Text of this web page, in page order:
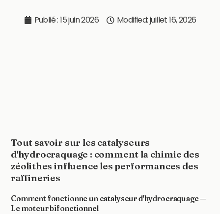
Publié :15 juin 2026 Modified: juillet 16, 2026
Tout savoir sur les catalyseurs
d'hydrocraquage : comment la chimie des
zéolithes influence les performances des
raffineries
Comment fonctionne un catalyseur d'hydrocraquage —
Le moteur bifonctionnel